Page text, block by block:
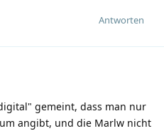
Antworten
gemeint, dass man nur
angibt, und die Marlw nicht